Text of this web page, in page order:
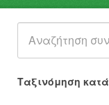
Φορείς
Ομάδες
Σχετικά
Ταξινόμηση κατά